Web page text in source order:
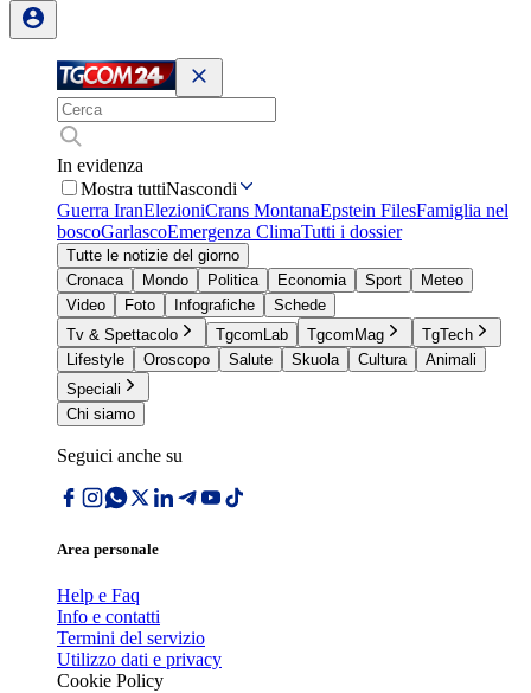
In evidenza
Mostra tuttiNascondi
Guerra IranElezioniCrans MontanaEpstein FilesFamiglia nel
boscoGarlascoEmergenza ClimaTutti i dossier
Tutte le notizie del giorno
Cronaca
Mondo Politica Economia Sport
Meteo
Video
Foto Infografiche
Schede
Tv & Spettacolo
TgcomLab TgcomMag
TgTech
Lifestyle
Oroscopo Salute Skuola Cultura
Animali
Speciali
Chi siamo
Seguici anche su
Area personale
Help e Faq
Info e contatti
Termini del servizio
Utilizzo dati e privacy
Cookie Policy